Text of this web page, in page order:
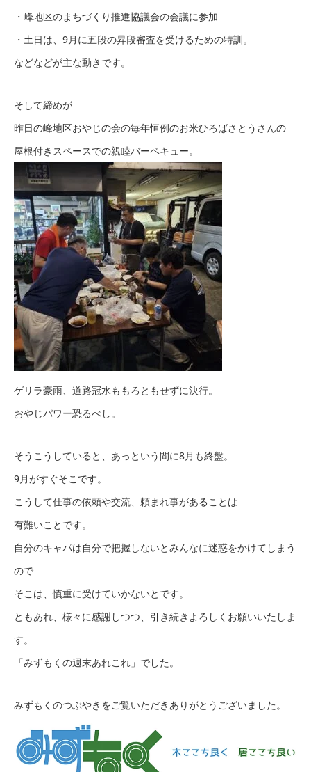
・峰地区のまちづくり推進協議会の会議に参加
・土日は、9月に五段の昇段審査を受けるための特訓。
などなどが主な動きです。
そして締めが
昨日の峰地区おやじの会の毎年恒例のお米ひろばさとうさんの
屋根付きスペースでの親睦バーベキュー。
ゲリラ豪雨、道路冠水ももろともせずに決行。
おやじパワー恐るべし。
そうこうしていると、あっという間に8月も終盤。
9月がすぐそこです。
こうして仕事の依頼や交流、頼まれ事があることは
有難いことです。
自分のキャパは自分で把握しないとみんなに迷惑をかけてしまう
ので
そこは、慎重に受けていかないとです。
ともあれ、様々に感謝しつつ、引き続きよろしくお願いいたしま
す。
「みずもくの週末あれこれ」でした。
みずもくのつぶやきをご覧いただきありがとうございました。